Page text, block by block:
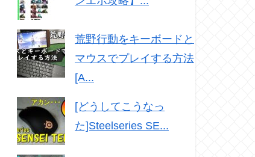
荒野行動をキーボードと
マウスでプレイする方法
[A...
[どうしてこうなっ
た]Steelseries SE...